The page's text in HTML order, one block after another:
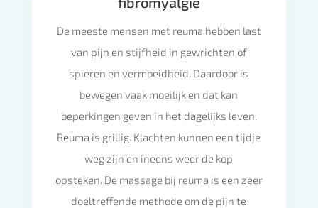
De meeste mensen met reuma hebben last
van pijn en stijfheid in gewrichten of
spieren en vermoeidheid. Daardoor is
bewegen vaak moeilijk en dat kan
beperkingen geven in het dagelijks leven.
Reuma is grillig. Klachten kunnen een tijdje
weg zijn en ineens weer de kop
opsteken. De massage bij reuma is een zeer
doeltreffende methode om de pijn te